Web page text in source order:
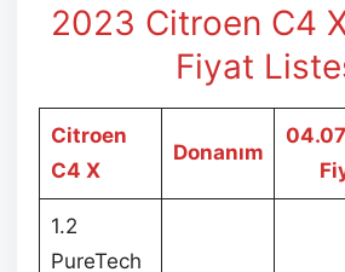
2023 Citroen C4
Fiyat
Citroen
C4 X
Donanım
1.2
PureTech